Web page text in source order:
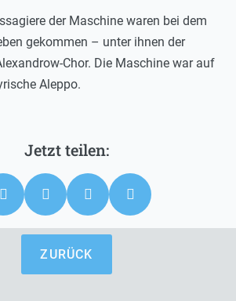
der Maschine waren bei dem
gekommen – unter ihnen der
Chor. Die Maschine war auf
Aleppo.
ZURÜCK